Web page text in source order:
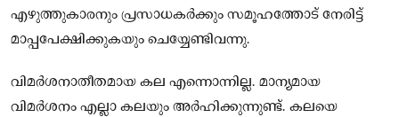
എഴുത്തുകാരനും പ്രസാധകർക്കും സമൂഹത്തോട് നേരിട്ട്
മാപ്പപേക്ഷിക്കുകയും ചെയ്യേണ്ടിവന്നു.
വിമർശനാതീതമായ കല എന്നൊന്നില്ല. മാന്യമായ
വിമർശനം എല്ലാ കലയും അർഹിക്കുന്നുണ്ട്. കലയെ